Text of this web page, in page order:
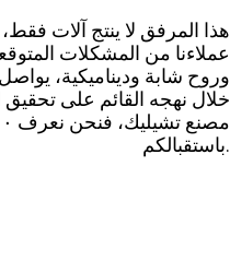
هذا المرفق لا ينتج آلات
عملاءنا من المشكلات
وروح شابة وديناميكية،
خلال نهجه القائم على
باستقبالكم.